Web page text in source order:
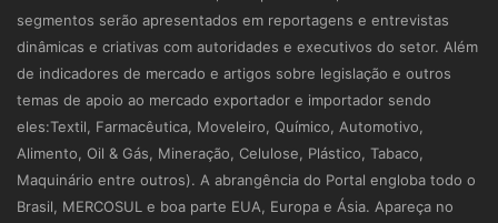
segmentos serão apresentados em reportagens e entrevistas
dinâmicas e criativas com autoridades e executivos do setor. Além
de indicadores de mercado e artigos sobre legislação e outros
temas de apoio ao mercado exportador e importador sendo
eles:Textil, Farmacêutica, Moveleiro, Químico, Automotivo,
Alimento, Oil & Gás, Mineração, Celulose, Plástico, Tabaco,
Maquinário entre outros). A abrangência do Portal engloba todo o
Brasil, MERCOSUL e boa parte EUA, Europa e Ásia. Apareça no